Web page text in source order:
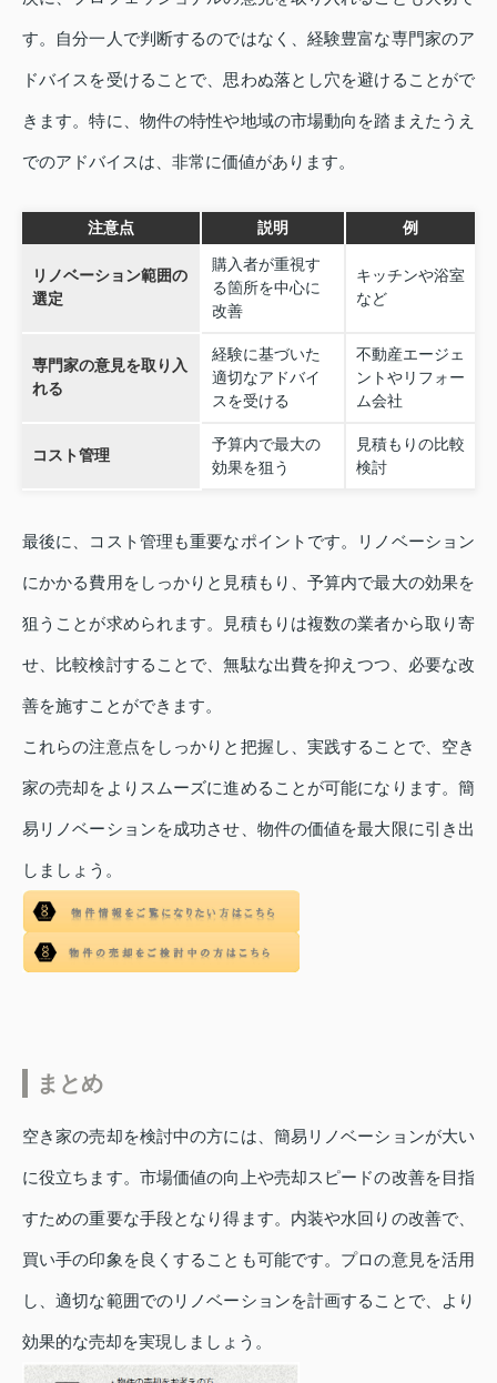
す。自分一人で判断するのではなく、経験豊富な専門家のア
ドバイスを受けることで、思わぬ落とし穴を避けることがで
きます。特に、物件の特性や地域の市場動向を踏まえたうえ
でのアドバイスは、非常に価値があります。
注意点 説明 例
リノベーション範囲の
選定
購入者が重視す
る箇所を中心に
改善
キッチンや浴室
など
専門家の意見を取り入
れる
経験に基づいた
適切なアドバイ
スを受ける
不動産エージェ
ントやリフォー
ム会社
コスト管理
予算内で最大の
効果を狙う
見積もりの比較
検討
最後に、コスト管理も重要なポイントです。リノベーション
にかかる費用をしっかりと見積もり、予算内で最大の効果を
狙うことが求められます。見積もりは複数の業者から取り寄
せ、比較検討することで、無駄な出費を抑えつつ、必要な改
善を施すことができます。
これらの注意点をしっかりと把握し、実践することで、空き
家の売却をよりスムーズに進めることが可能になります。簡
易リノベーションを成功させ、物件の価値を最大限に引き出
しましょう。
まとめ
空き家の売却を検討中の方には、簡易リノベーションが大い
に役立ちます。市場価値の向上や売却スピードの改善を目指
すための重要な手段となり得ます。内装や水回りの改善で、
買い手の印象を良くすることも可能です。プロの意見を活用
し、適切な範囲でのリノベーションを計画することで、より
効果的な売却を実現しましょう。